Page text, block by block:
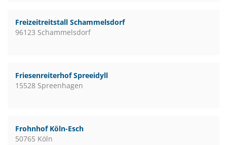
Freizeitreitstall Schammelsdorf
96123 Schammelsdorf
Friesenreiterhof Spreeidyll
15528 Spreenhagen
Frohnhof Köln-Esch
50765 Köln